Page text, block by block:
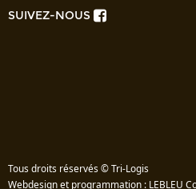
SUIVEZ-NOUS
Tous droits réservés © Tri-Logis
Webdesign et programmation : LEBLEU